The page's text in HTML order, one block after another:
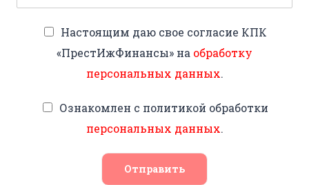
Настоящим даю свое согласие КПК
«ПрестИжФинансы» на обработку
персональных данных.
Ознакомлен с политикой обработки
персональных данных.
Отправить